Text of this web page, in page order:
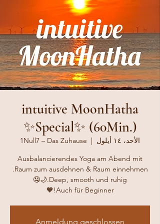
intuitive MoonHatha
✨Special✨ (60Min.)
الأحد، ١٤ أيلول
  |
1Null7 – Das Zuhause
Ausbalancierendes Yoga am Abend mit
Auch für Beginner!🧡
Anmeldung geschlossen